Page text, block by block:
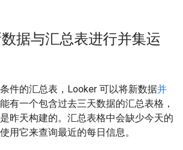
据与汇总表进行并集运
件的汇总表，Looker 可以将新数据并
有一个包含过去三天数据的汇总表格，
昨天构建的。汇总表格中会缺少今天的
用它来查询最近的每日信息。